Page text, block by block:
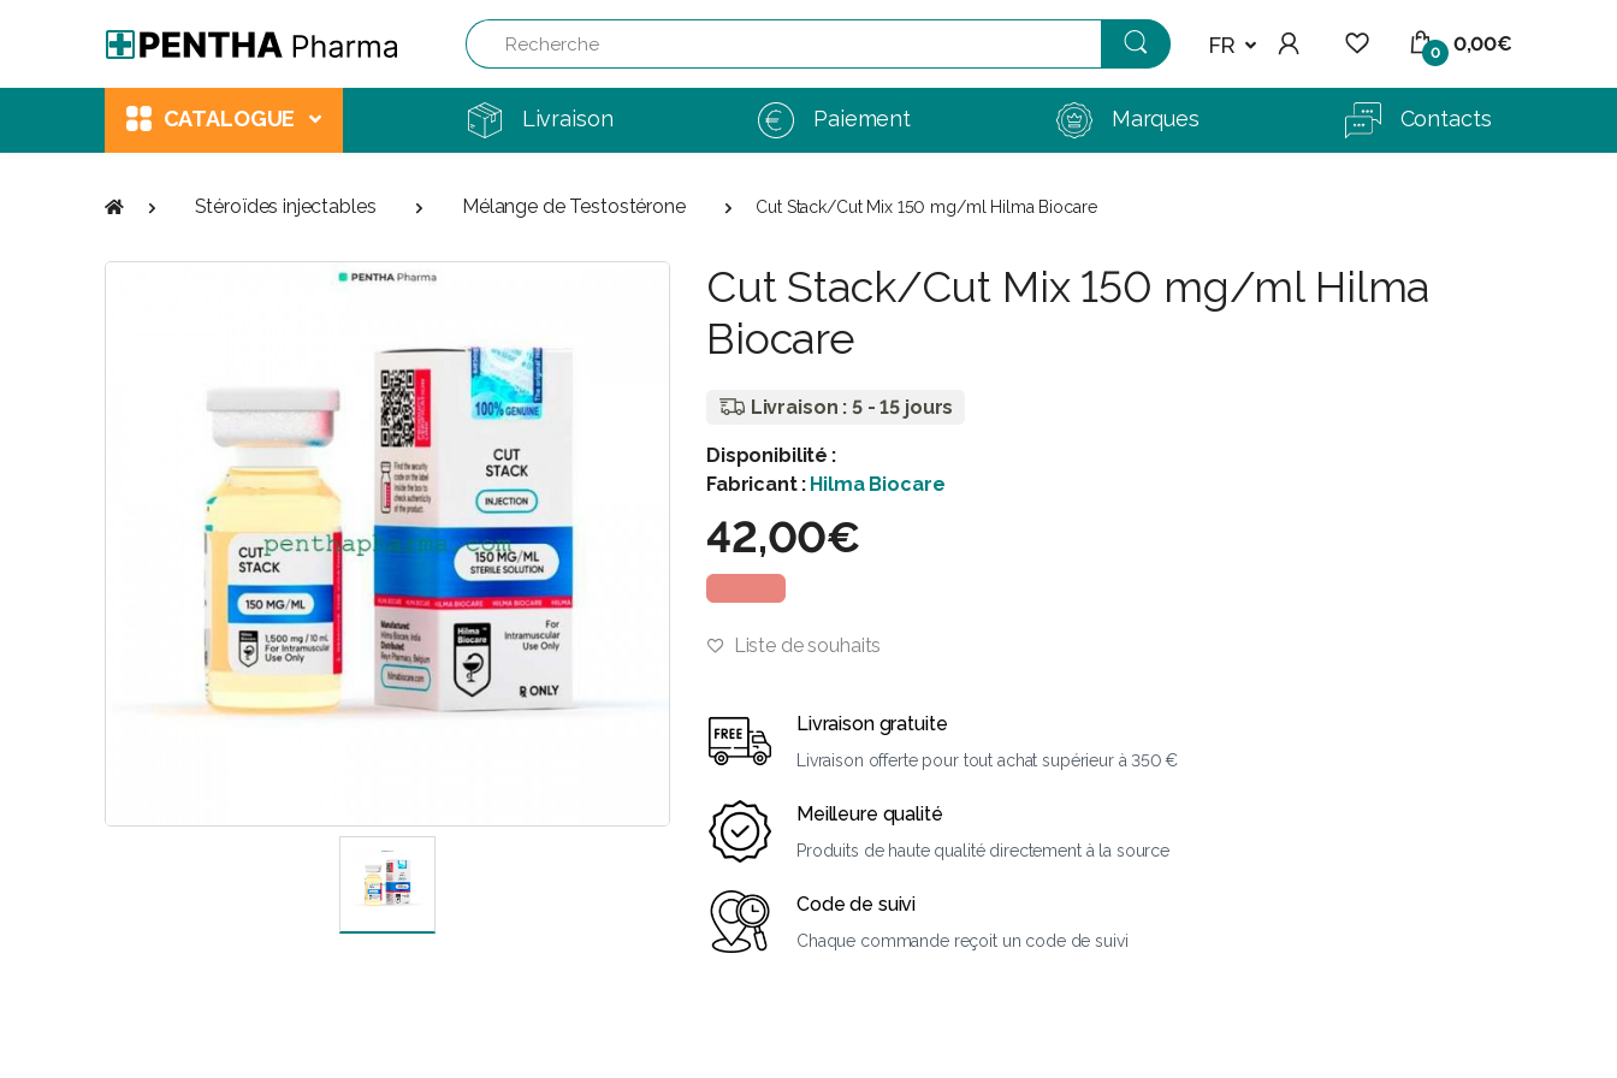
Recherche
FR 0 0,00€
CATALOGUE Livraison Paiement Marques Contacts
Stéroïdes injectables Mélange de Testostérone Cut Stack/Cut Mix 150 mg/ml Hilma Biocare
Cut Stack/Cut Mix 150 mg/ml Hilma
Biocare
Livraison : 5 - 15 jours
Disponibilité :
Fabricant : Hilma Biocare
42,00€
Liste de souhaits
Livraison gratuite
Livraison offerte pour tout achat supérieur à 350 €
Meilleure qualité
Produits de haute qualité directement à la source
Code de suivi
Chaque commande reçoit un code de suivi